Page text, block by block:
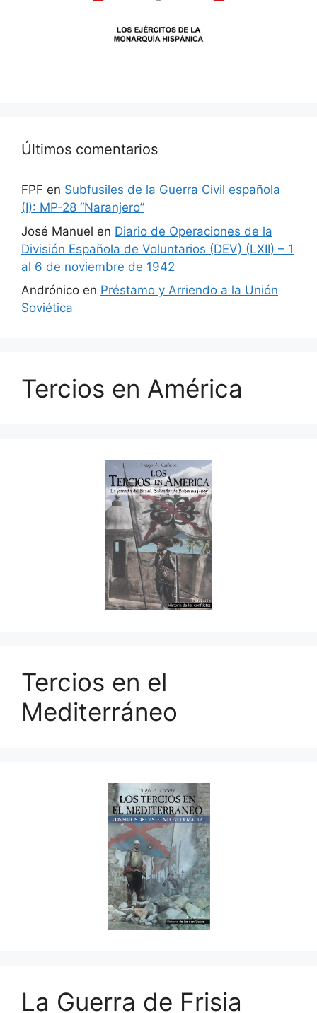
Últimos comentarios
FPF en Subfusiles de la Guerra Civil española
(I): MP-28 “Naranjero”
José Manuel en Diario de Operaciones de la
División Española de Voluntarios (DEV) (LXII) – 1
al 6 de noviembre de 1942
Andrónico en Préstamo y Arriendo a la Unión
Soviética
Tercios en América
Tercios en el
Mediterráneo
La Guerra de Frisia